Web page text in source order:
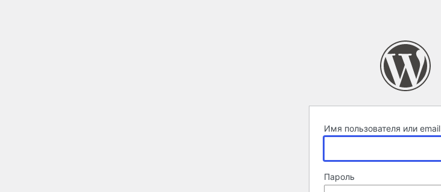
Имя пользователя или email
Пароль